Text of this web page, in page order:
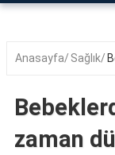
Seyahat
Oyun
Yaşam
Anasayfa Sağlık
zaman